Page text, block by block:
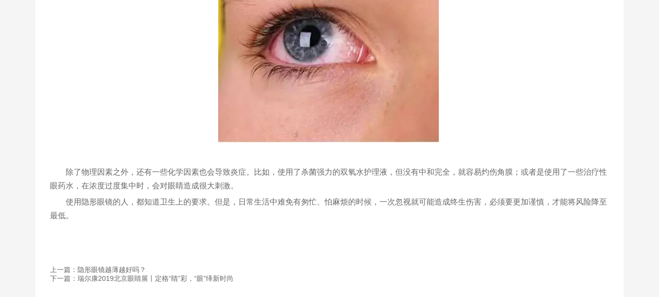
除了物理因素之外，还有一些化学因素也会导致炎症。比如，使用了杀菌强力的双氧水护理液，但没有中和完全，就容易灼伤角膜；或者是使用了一些治疗性
眼药水，在浓度过度集中时，会对眼睛造成很大刺激。
使用隐形眼镜的人，都知道卫生上的要求。但是，日常生活中难免有匆忙、怕麻烦的时候，一次忽视就可能造成终生伤害，必须要更加谨慎，才能将风险降至
最低。
上一篇：隐形眼镜越薄越好吗？
下一篇：瑞尔康2019北京眼睛展丨定格“睛”彩，“眼”绎新时尚